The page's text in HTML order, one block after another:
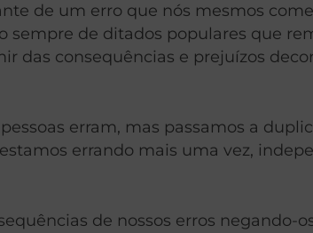
de um erro que nós mesmos
sempre de ditados populares que
das consequências e prejuízos
erram, mas passamos a
errando mais uma vez,
de nossos erros negando-